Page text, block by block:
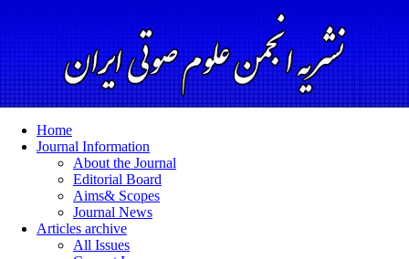
Home
Journal Information
About the Journal
Editorial Board
Aims& Scopes
Journal News
Articles archive
All Issues